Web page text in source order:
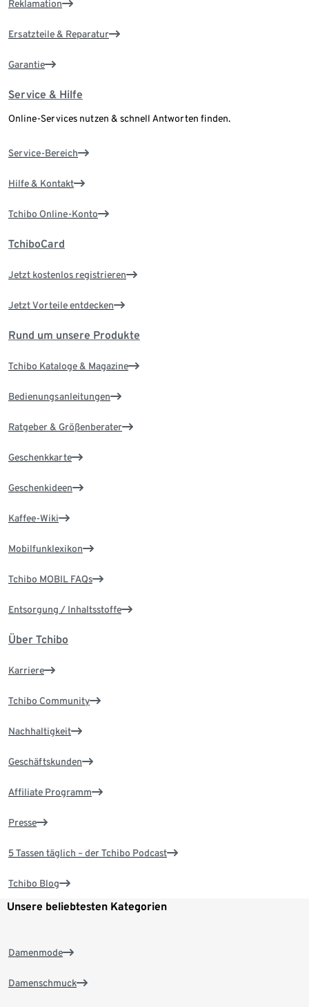
Reklamation
Ersatzteile & Reparatur
Garantie
Service & Hilfe
Online-Services nutzen & schnell Antworten finden.
Service-Bereich
Hilfe & Kontakt
Tchibo Online-Konto
TchiboCard
Jetzt kostenlos registrieren
Jetzt Vorteile entdecken
Rund um unsere Produkte
Tchibo Kataloge & Magazine
Bedienungsanleitungen
Ratgeber & Größenberater
Geschenkkarte
Geschenkideen
Kaffee-Wiki
Mobilfunklexikon
Tchibo MOBIL FAQs
Entsorgung / Inhaltsstoffe
Über Tchibo
Karriere
Tchibo Community
Nachhaltigkeit
Geschäftskunden
Affiliate Programm
Presse
5 Tassen täglich – der Tchibo Podcast
Tchibo Blog
Unsere beliebtesten Kategorien
Damenmode
Damenschmuck